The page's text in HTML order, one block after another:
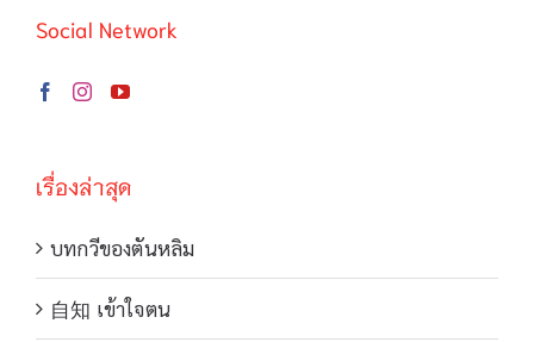
Social Network
เรื่องล่าสุด
บทกวีของตันหลิม
自知 เข้าใจตน